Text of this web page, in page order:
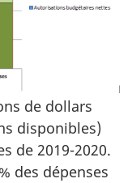
de dollars
disponibles)
de 2019-2020.
des dépenses